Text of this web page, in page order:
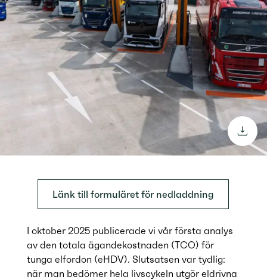
Länk till formuläret för nedladdning
I oktober 2025 publicerade vi vår första analys
av den totala ägandekostnaden (TCO) för
tunga elfordon (eHDV). Slutsatsen var tydlig:
när man bedömer hela livscykeln utgör eldrivna